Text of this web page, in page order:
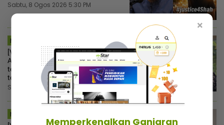
Sabtu, 8 Ogos 2026 5:30 PM
MSTAR | HIBURAN
[V] “Datuk M. Nasir hanya bergurau“ -
Aliff Aziz ulas gelaran aktor kedua
terkacak, rezeki pertama kali buat
teater
Sabtu, 8 Ogos 2026 3:30 PM
MSTAR | HIBURAN
×
Memperkenalkan Ganjaran